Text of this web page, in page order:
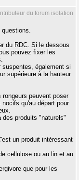
du forum isolation
questions.
du RDC. Si le dessous
pouvez fixer les
également si
supérieure à la hauteur
peuvent poser
qu'au départ pour
des produits "naturels"
un produit intéressant
cellulose ou au lin et au
que pour les